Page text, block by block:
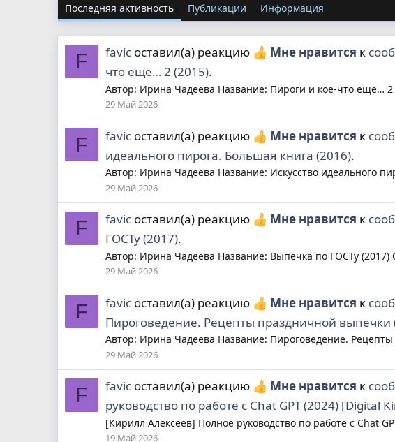
Последняя активность Публикации Информация
F favic оставил(а) реакцию Мне нравится к
что еще… 2 (2015).
Автор: Ирина Чадеева Название: Пироги и кое-что еще…
29 Май 2026
F favic оставил(а) реакцию Мне нравится к
идеального пирога. Большая книга (2016).
Автор: Ирина Чадеева Название: Искусство идеального
29 Май 2026
F favic оставил(а) реакцию Мне нравится к
ГОСТу (2017).
Автор: Ирина Чадеева Название: Выпечка по ГОСТу
29 Май 2026
F favic оставил(а) реакцию Мне нравится к
Пироговедение. Рецепты праздничной выпечки
Автор: Ирина Чадеева Название: Пироговедение.
29 Май 2026
F favic оставил(а) реакцию Мне нравится к
руководство по работе с Chat GPT (2024) [Digital
[Кирилл Алексеев] Полное руководство по работе с Chat
19 Май 2026